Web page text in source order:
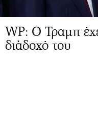
WP: Ο Τραμπ
διάδοχό του